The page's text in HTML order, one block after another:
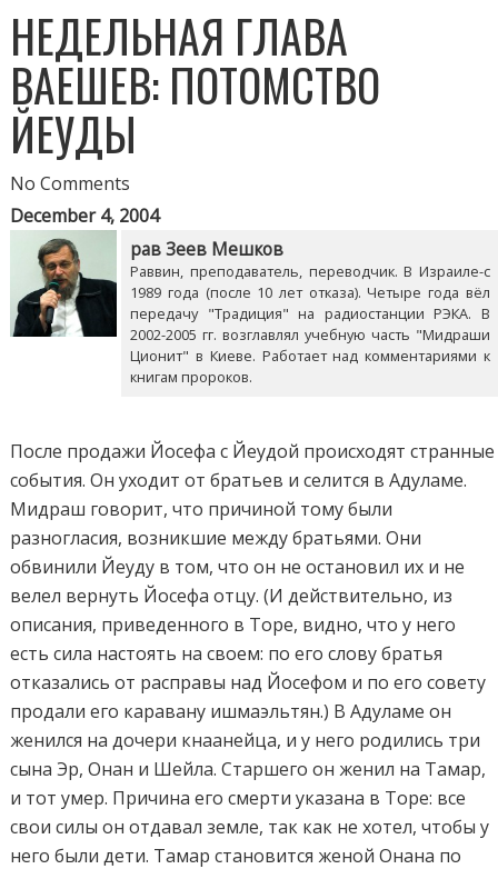
НЕДЕЛЬНАЯ ГЛАВА
ВАЕШЕВ: ПОТОМСТВО
ЙЕУДЫ
No Comments
December 4, 2004
рав Зеев Мешков
Раввин, преподаватель, переводчик. В Израиле-с
1989 года (после 10 лет отказа). Четыре года вёл
передачу "Традиция" на радиостанции РЭКА. В
2002-2005 гг. возглавлял учебную часть "Мидраши
Ционит" в Киеве. Работает над комментариями к
книгам пророков.
После продажи Йосефа с Йеудой происходят странные
события. Он уходит от братьев и селится в Адуламе.
Мидраш говорит, что причиной тому были
разногласия, возникшие между братьями. Они
обвинили Йеуду в том, что он не остановил их и не
велел вернуть Йосефа отцу. (И действительно, из
описания, приведенного в Торе, видно, что у него
есть сила настоять на своем: по его слову братья
отказались от расправы над Йосефом и по его совету
продали его каравану ишмаэльтян.) В Адуламе он
женился на дочери кнаанейца, и у него родились три
сына Эр, Онан и Шейла. Старшего он женил на Тамар,
и тот умер. Причина его смерти указана в Торе: все
свои силы он отдавал земле, так как не хотел, чтобы у
него были дети. Тамар становится женой Онана по